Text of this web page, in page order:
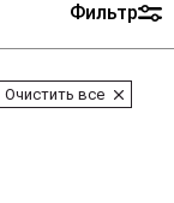
Фильтр
Очистить все